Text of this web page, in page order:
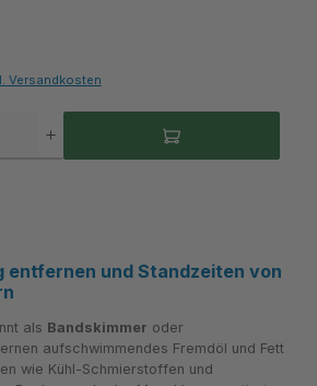
Versandkosten
entfernen und Standzeiten von
als Bandskimmer oder
aufschwimmendes Fremdöl und Fett
wie Kühl-Schmierstoffen und